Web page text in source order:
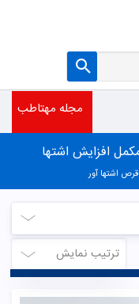
مجله مهتاطب
افزایش اشتها
قرص اشتها آور
ترتیب نمایش